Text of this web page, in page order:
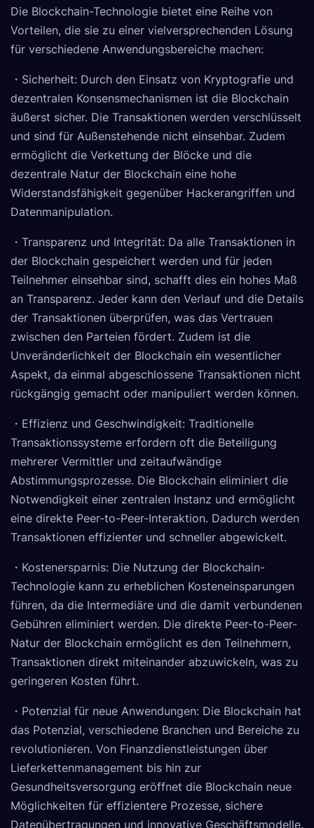
Die Blockchain-Technologie bietet eine Reihe von
Vorteilen, die sie zu einer vielversprechenden Lösung
für verschiedene Anwendungsbereiche machen:
・Sicherheit: Durch den Einsatz von Kryptografie und
dezentralen Konsensmechanismen ist die Blockchain
äußerst sicher. Die Transaktionen werden verschlüsselt
und sind für Außenstehende nicht einsehbar. Zudem
ermöglicht die Verkettung der Blöcke und die
dezentrale Natur der Blockchain eine hohe
Widerstandsfähigkeit gegenüber Hackerangriffen und
Datenmanipulation.
・Transparenz und Integrität: Da alle Transaktionen in
der Blockchain gespeichert werden und für jeden
Teilnehmer einsehbar sind, schafft dies ein hohes Maß
an Transparenz. Jeder kann den Verlauf und die Details
der Transaktionen überprüfen, was das Vertrauen
zwischen den Parteien fördert. Zudem ist die
Unveränderlichkeit der Blockchain ein wesentlicher
Aspekt, da einmal abgeschlossene Transaktionen nicht
rückgängig gemacht oder manipuliert werden können.
・Effizienz und Geschwindigkeit: Traditionelle
Transaktionssysteme erfordern oft die Beteiligung
mehrerer Vermittler und zeitaufwändige
Abstimmungsprozesse. Die Blockchain eliminiert die
Notwendigkeit einer zentralen Instanz und ermöglicht
eine direkte Peer-to-Peer-Interaktion. Dadurch werden
Transaktionen effizienter und schneller abgewickelt.
・Kostenersparnis: Die Nutzung der Blockchain-
Technologie kann zu erheblichen Kosteneinsparungen
führen, da die Intermediäre und die damit verbundenen
Gebühren eliminiert werden. Die direkte Peer-to-Peer-
Natur der Blockchain ermöglicht es den Teilnehmern,
Transaktionen direkt miteinander abzuwickeln, was zu
geringeren Kosten führt.
・Potenzial für neue Anwendungen: Die Blockchain hat
das Potenzial, verschiedene Branchen und Bereiche zu
revolutionieren. Von Finanzdienstleistungen über
Lieferkettenmanagement bis hin zur
Gesundheitsversorgung eröffnet die Blockchain neue
Möglichkeiten für effizientere Prozesse, sichere
Datenübertragungen und innovative Geschäftsmodelle.